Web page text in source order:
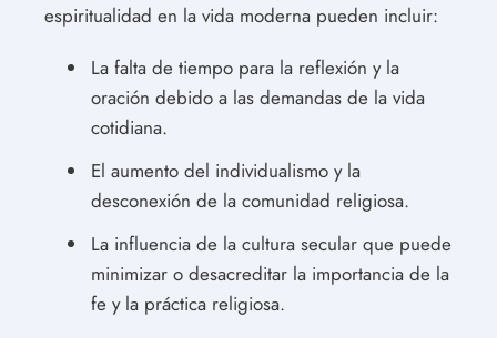
espiritualidad en la vida moderna pueden incluir:
La falta de tiempo para la reflexión y la
oración debido a las demandas de la vida
cotidiana.
El aumento del individualismo y la
desconexión de la comunidad religiosa.
La influencia de la cultura secular que puede
minimizar o desacreditar la importancia de la
fe y la práctica religiosa.